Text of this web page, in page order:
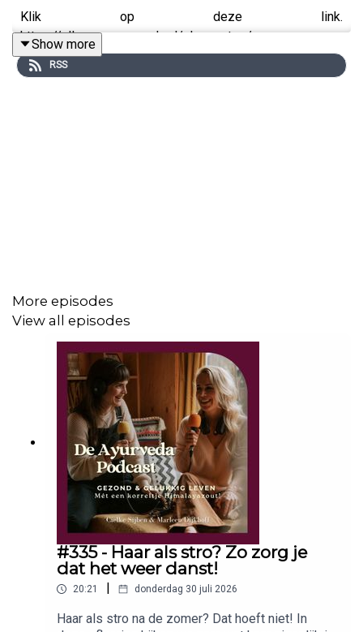
Klik op deze link.
https://allesoverayurveda.nl/shownotes/
In onze podcast nemen wij, Marleen & Cielke, je mee in
praktische tips voor jouw drukke dagelijkse leven. Ja,
Ayurveda en een druk leven gaan echt samen!
Iedere week hoor je openhartige gesprekken, eerlijke
verhalen én inspirerende experts die hun beste inzichten
en persoonlijke adviezen delen. Of je nu worstelt met je
cyclus, gezondheidsklachten, vermoeidheid of gewoon
op zoek bent naar meer balans: wij geven je de tools,
motivatie en het spreekwoordelijke korreltje
Himalayazout om direct aan de slag te gaan.
Show more
RSS
More episodes
View all episodes
#335 - Haar als stro? Zo zorg je
dat het weer danst!
20:21 donderdag 30 juli 2026
Haar als stro na de zomer? Dat hoeft niet! In